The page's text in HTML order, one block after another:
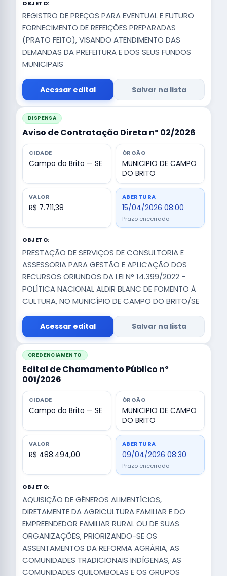
OBJETO:
REGISTRO DE PREÇOS PARA EVENTUAL E FUTURO
FORNECIMENTO DE REFEIÇÕES PREPARADAS
(PRATO FEITO), VISANDO ATENDIMENTO DAS
DEMANDAS DA PREFEITURA E DOS SEUS FUNDOS
MUNICIPAIS
Acessar edital Salvar na lista
DISPENSA
Aviso de Contratação Direta nº 02/2026
CIDADE
Campo do Brito — SE
ÓRGÃO
MUNICIPIO DE CAMPO
DO BRITO
VALOR
R$ 7.711,38
ABERTURA
15/04/2026 08:00
Prazo encerrado
OBJETO:
PRESTAÇÃO DE SERVIÇOS DE CONSULTORIA E
ASSESSORIA PARA GESTÃO E APLICAÇÃO DOS
RECURSOS ORIUNDOS DA LEI N° 14.399/2022 -
POLÍTICA NACIONAL ALDIR BLANC DE FOMENTO À
CULTURA, NO MUNICÍPIO DE CAMPO DO BRITO/SE
Acessar edital Salvar na lista
CREDENCIAMENTO
Edital de Chamamento Público nº
001/2026
CIDADE
Campo do Brito — SE
ÓRGÃO
MUNICIPIO DE CAMPO
DO BRITO
VALOR
R$ 488.494,00
ABERTURA
09/04/2026 08:30
Prazo encerrado
OBJETO:
AQUISIÇÃO DE GÊNEROS ALIMENTÍCIOS,
DIRETAMENTE DA AGRICULTURA FAMILIAR E DO
EMPREENDEDOR FAMILIAR RURAL OU DE SUAS
ORGANIZAÇÕES, PRIORIZANDO-SE OS
ASSENTAMENTOS DA REFORMA AGRÁRIA, AS
COMUNIDADES TRADICIONAIS INDÍGENAS, AS
COMUNIDADES QUILOMBOLAS E OS GRUPOS